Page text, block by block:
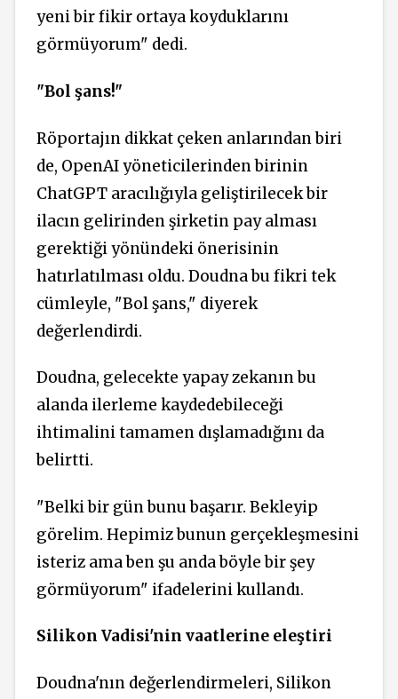
yeni bir fikir ortaya koyduklarını
görmüyorum" dedi.
"Bol şans!"
Röportajın dikkat çeken anlarından biri
de, OpenAI yöneticilerinden birinin
ChatGPT aracılığıyla geliştirilecek bir
ilacın gelirinden şirketin pay alması
gerektiği yönündeki önerisinin
hatırlatılması oldu. Doudna bu fikri tek
cümleyle, "Bol şans," diyerek
değerlendirdi.
Doudna, gelecekte yapay zekanın bu
alanda ilerleme kaydedebileceği
ihtimalini tamamen dışlamadığını da
belirtti.
"Belki bir gün bunu başarır. Bekleyip
görelim. Hepimiz bunun gerçekleşmesini
isteriz ama ben şu anda böyle bir şey
görmüyorum" ifadelerini kullandı.
Silikon Vadisi'nin vaatlerine eleştiri
Doudna'nın değerlendirmeleri, Silikon